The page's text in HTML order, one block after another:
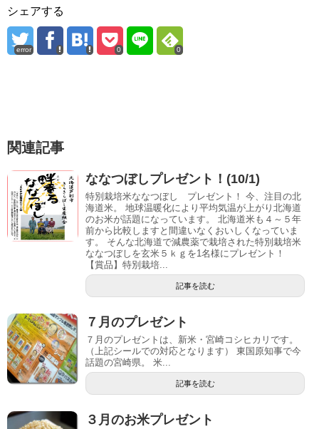
シェアする
error 0 0
関連記事
ななつぼしプレゼント！(10/1)
特別栽培米ななつぼし プレゼント！ 今、注目の北
海道米。 地球温暖化により平均気温が上がり北海道
のお米が話題になっています。 北海道米も４～５年
前から比較しますと間違いなくおいしくなっていま
す。 そんな北海道で減農薬で栽培された特別栽培米
ななつぼしを玄米５ｋｇを1名様にプレゼント！
【賞品】特別栽培...
記事を読む
７月のプレゼント
７月のプレゼントは、新米・宮崎コシヒカリです。
（上記シールでの対応となります） 東国原知事で今
話題の宮崎県。 米...
記事を読む
３月のお米プレゼント